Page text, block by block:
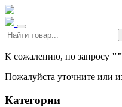
К сожалению, по запросу ""
Пожалуйста уточните или
Категории